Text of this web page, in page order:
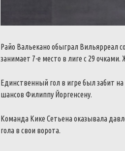
Райо Вальекано обыграл Вильярреал
занимает 7-е место в лиге с 29
Единственный гол в игре был забит
шансов Филиппу Йоргенсену.
Команда Кике Сетьена оказывала
гола в свои ворота.